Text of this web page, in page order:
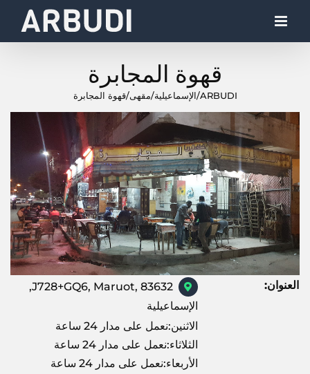
قهوة المجابرة
ARBUDI
/الإسماعيلية/مقهى/قهوة المجابرة
العنوان:
J728+GQ6, Maruot, 83632,
الإسماعيلية
الاثنين:نعمل على مدار 24 ساعة
الثلاثاء:نعمل على مدار 24 ساعة
الأربعاء:نعمل على مدار 24 ساعة